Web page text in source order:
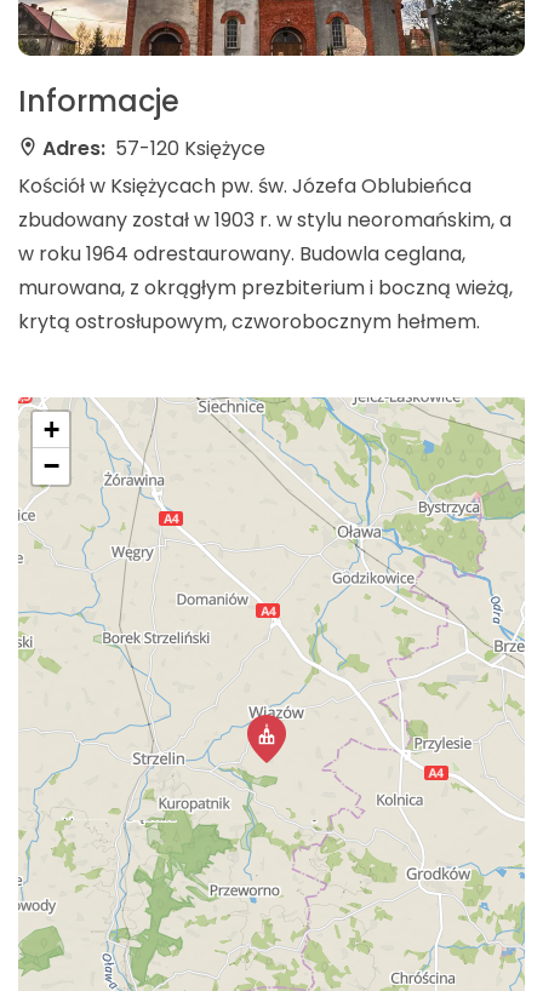
Informacje
Adres: 57-120 Księżyce
Kościół w Księżycach pw. św. Józefa Oblubieńca
zbudowany został w 1903 r. w stylu neoromańskim, a
w roku 1964 odrestaurowany. Budowla ceglana,
murowana, z okrągłym prezbiterium i boczną wieżą,
krytą ostrosłupowym, czworobocznym hełmem.
+
−